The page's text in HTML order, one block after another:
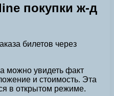
покупки ж-д
билетов через
можно увидеть факт
и стоимость. Эта
в открытом режиме.